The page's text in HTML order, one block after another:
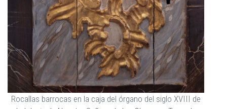
Rocallas barrocas en la caja del órgano del siglo XVIII de